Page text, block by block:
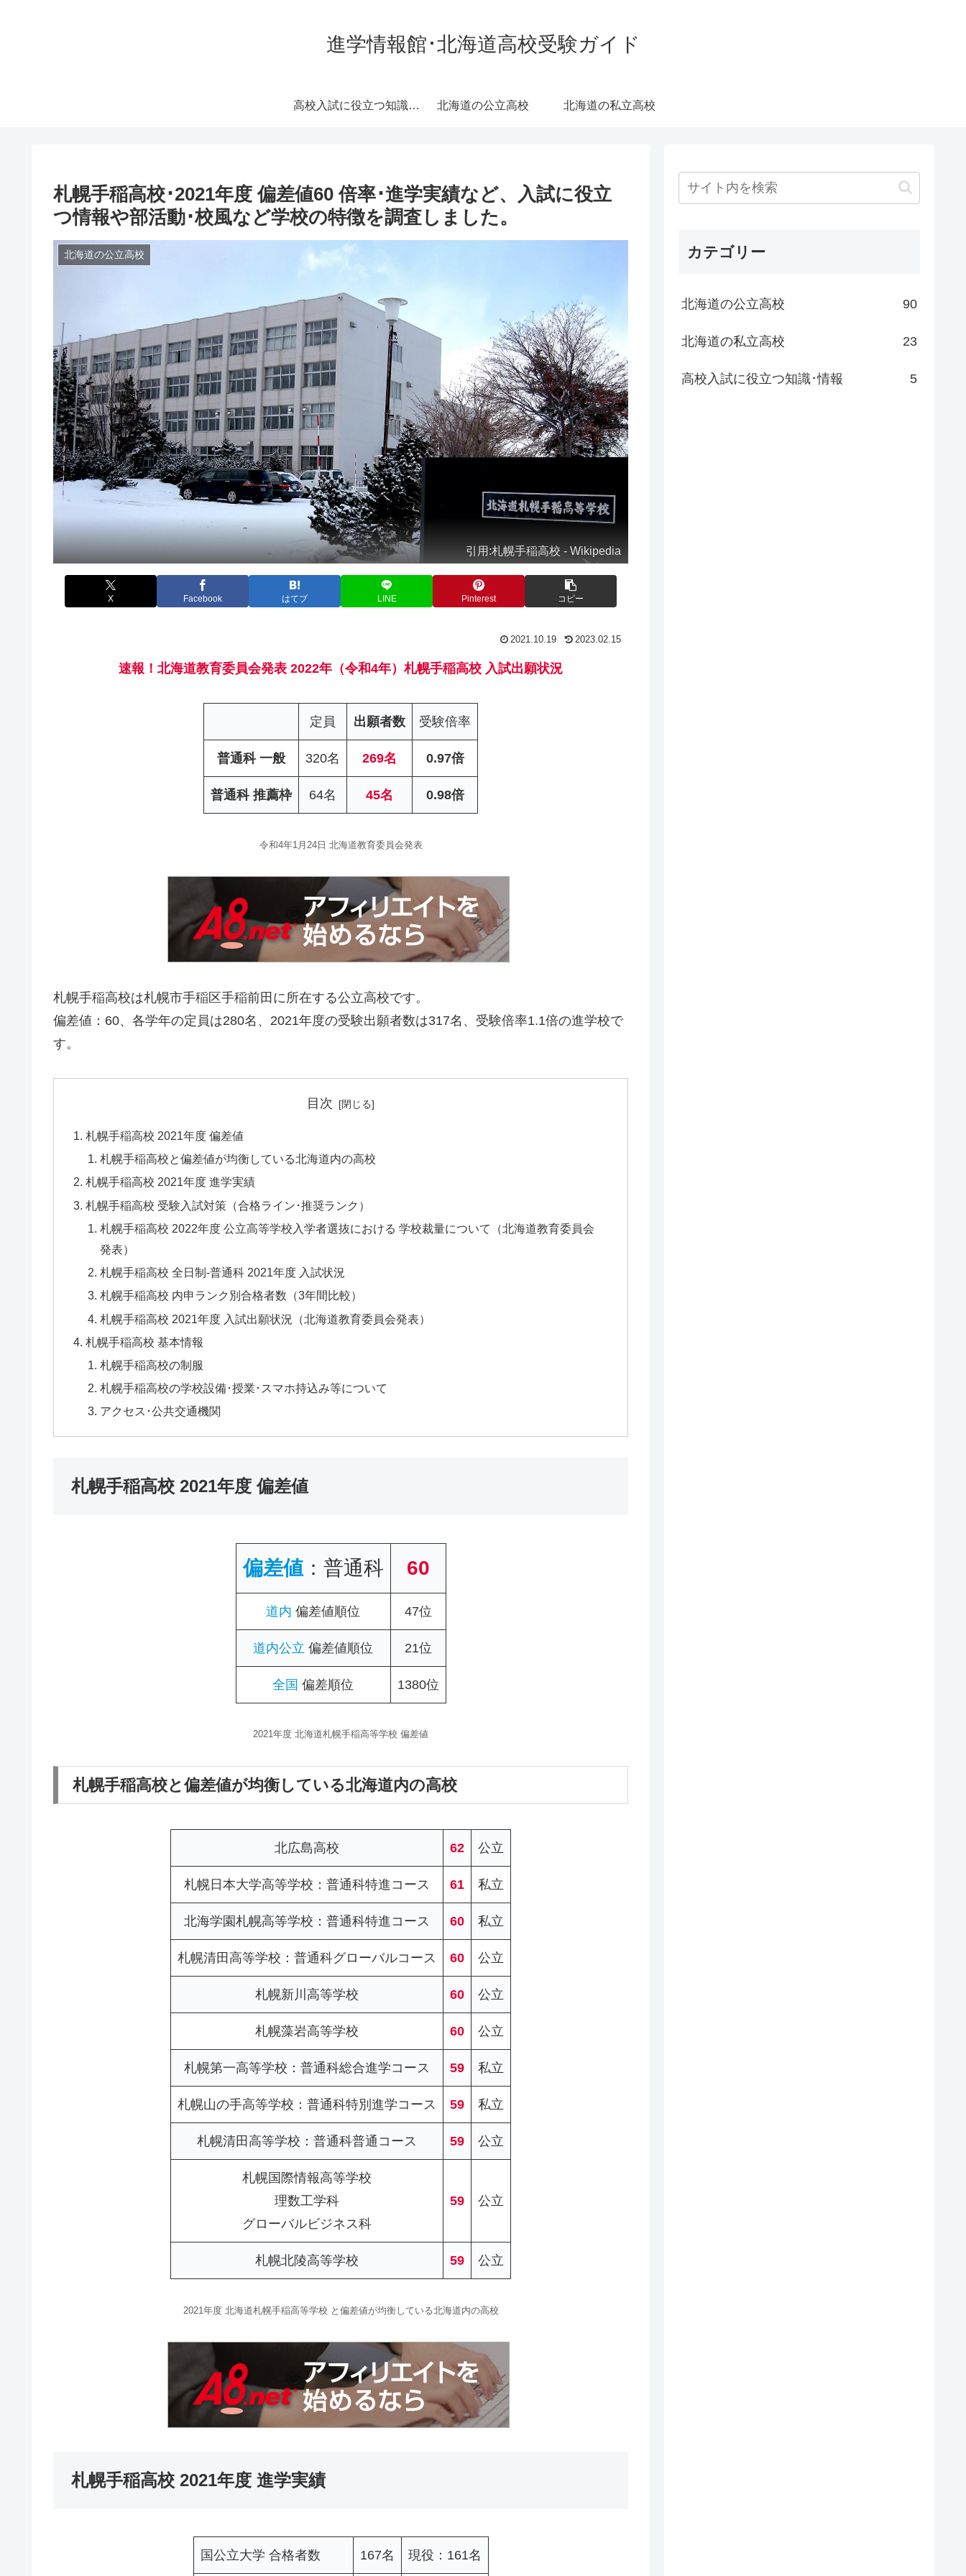
進学情報館･北海道高校受験ガイド
高校入試に役立つ知識･情報 北海道の公立高校 北海道の私立高校
札幌手稲高校･2021年度 偏差値60 倍率･進学実績など、入試に役立
つ情報や部活動･校風など学校の特徴を調査しました。
北海道の公立高校
引用:札幌手稲高校 - Wikipedia
X Facebook はてブ LINE Pinterest コピー
2021.10.19 2023.02.15
速報！北海道教育委員会発表 2022年（令和4年）札幌手稲高校 入試出願状況
定員 出願者数 受験倍率
普通科 一般 320名 269名 0.97倍
普通科 推薦枠 64名 45名 0.98倍
令和4年1月24日 北海道教育委員会発表
札幌手稲高校は札幌市手稲区手稲前田に所在する公立高校です。
偏差値：60、各学年の定員は280名、2021年度の受験出願者数は317名、受験倍率1.1倍の進学校で
す。
目次
札幌手稲高校 2021年度 偏差値
札幌手稲高校と偏差値が均衡している北海道内の高校
札幌手稲高校 2021年度 進学実績
札幌手稲高校 受験入試対策（合格ライン･推奨ランク）
札幌手稲高校 2022年度 公立高等学校入学者選抜における 学校裁量について（北海道教育委員会
発表）
札幌手稲高校 全日制-普通科 2021年度 入試状況
札幌手稲高校 内申ランク別合格者数（3年間比較）
札幌手稲高校 2021年度 入試出願状況（北海道教育委員会発表）
札幌手稲高校 基本情報
札幌手稲高校の制服
札幌手稲高校の学校設備･授業･スマホ持込み等について
アクセス･公共交通機関
札幌手稲高校 2021年度 偏差値
偏差値：普通科 60
道内 偏差値順位 47位
道内公立 偏差値順位 21位
全国 偏差順位 1380位
2021年度 北海道札幌手稲高等学校 偏差値
札幌手稲高校と偏差値が均衡している北海道内の高校
北広島高校 62 公立
札幌日本大学高等学校：普通科特進コース 61 私立
北海学園札幌高等学校：普通科特進コース 60 私立
札幌清田高等学校：普通科グローバルコース 60 公立
札幌新川高等学校 60 公立
札幌藻岩高等学校 60 公立
札幌第一高等学校：普通科総合進学コース 59 私立
札幌山の手高等学校：普通科特別進学コース 59 私立
札幌清田高等学校：普通科普通コース 59 公立
札幌国際情報高等学校
理数工学科
グローバルビジネス科
59 公立
札幌北陵高等学校 59 公立
2021年度 北海道札幌手稲高等学校 と偏差値が均衡している北海道内の高校
札幌手稲高校 2021年度 進学実績
国公立大学 合格者数 167名 現役：161名
カテゴリー
北海道の公立高校 90
北海道の私立高校 23
高校入試に役立つ知識･情報 5